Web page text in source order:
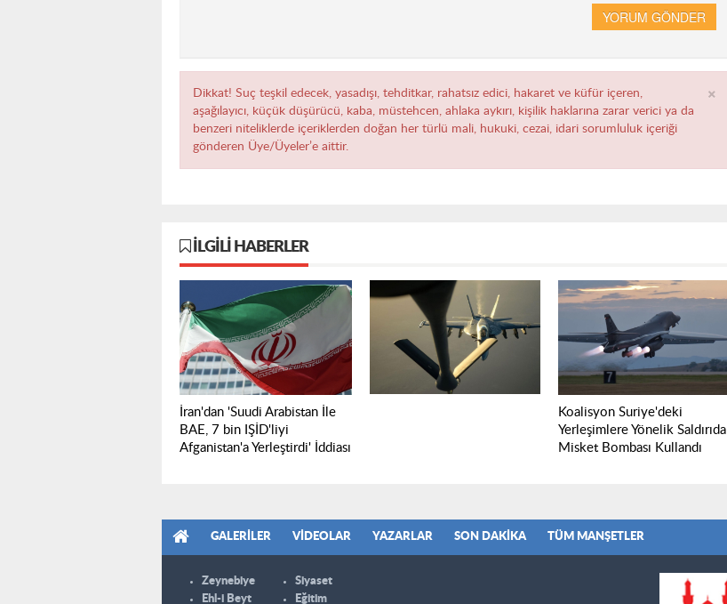
YORUM GÖNDER
×
Dikkat! Suç teşkil edecek, yasadışı, tehditkar, rahatsız edici, hakaret ve küfür içeren,
aşağılayıcı, küçük düşürücü, kaba, müstehcen, ahlaka aykırı, kişilik haklarına zarar verici ya da
benzeri niteliklerde içeriklerden doğan her türlü mali, hukuki, cezai, idari sorumluluk içeriği
gönderen Üye/Üyeler’e aittir.
İLGILI HABERLER
İran'dan 'Suudi Arabistan İle
BAE, 7 bin IŞİD'liyi
Afganistan'a Yerleştirdi' İddiası
Koalisyon Suriye'deki
Yerleşimlere Yönelik Saldırıda
Misket Bombası Kullandı
GALERILER VIDEOLAR YAZARLAR SON DAKIKA TÜM MANŞETLER
Zeynebiye
Ehl-i Beyt
Siyaset
Eğitim